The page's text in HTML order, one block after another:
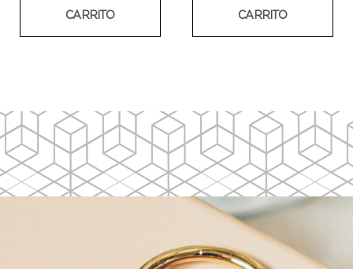
CARRITO CARRITO